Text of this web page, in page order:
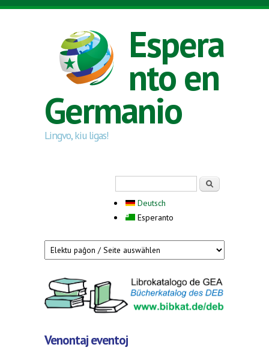
Skip to main content
Espera
nto en
Germanio
Lingvo, kiu ligas!
Deutsch
Esperanto
Venontaj eventoj